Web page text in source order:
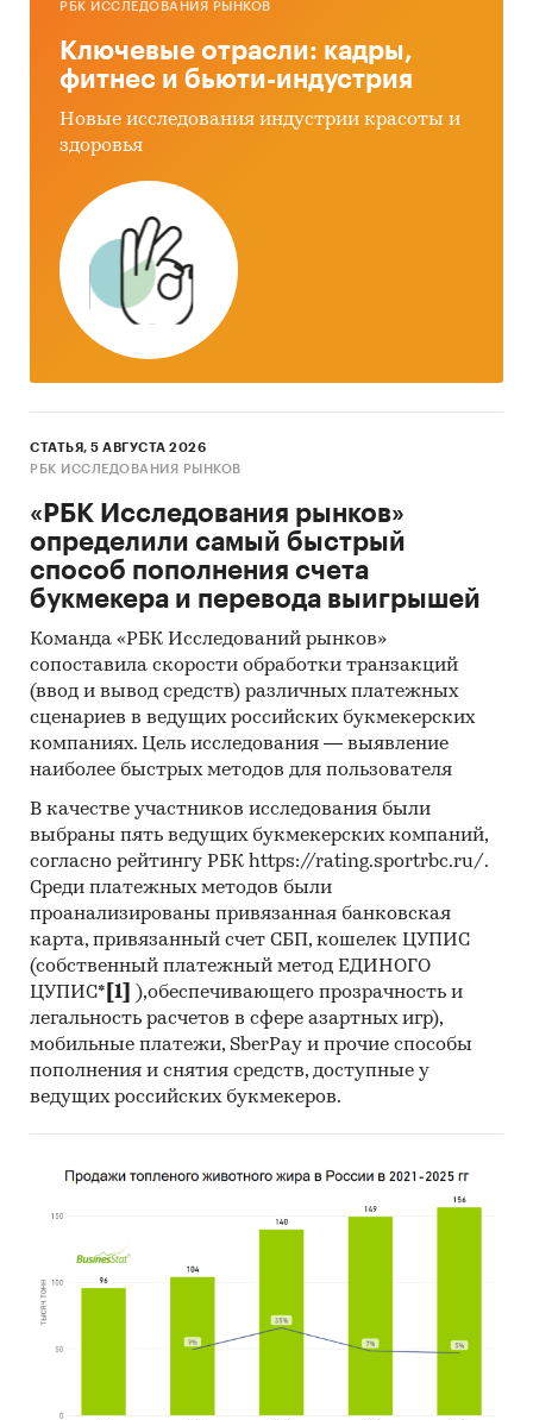
РБК ИССЛЕДОВАНИЯ РЫНКОВ
Ключевые отрасли: кадры,
фитнес и бьюти-индустрия
Новые исследования индустрии красоты и
здоровья
СТАТЬЯ, 5 АВГУСТА 2026
РБК ИССЛЕДОВАНИЯ РЫНКОВ
«РБК Исследования рынков»
определили самый быстрый
способ пополнения счета
букмекера и перевода выигрышей
Команда «РБК Исследований рынков»
сопоставила скорости обработки транзакций
(ввод и вывод средств) различных платежных
сценариев в ведущих российских букмекерских
компаниях. Цель исследования — выявление
наиболее быстрых методов для пользователя
В качестве участников исследования были
выбраны пять ведущих букмекерских компаний,
согласно рейтингу РБК https://rating.sportrbc.ru/.
Среди платежных методов были
проанализированы привязанная банковская
карта, привязанный счет СБП, кошелек ЦУПИС
(собственный платежный метод ЕДИНОГО
ЦУПИС* [1]
),обеспечивающего прозрачность и
легальность расчетов в сфере азартных игр),
мобильные платежи, SberPay и прочие способы
пополнения и снятия средств, доступные у
ведущих российских букмекеров.